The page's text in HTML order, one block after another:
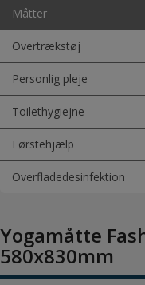
Måtter
Overtrækstøj
Personlig pleje
Toilethygiejne
Førstehjælp
Overfladedesinfektion
Yogamåtte
580x830mm